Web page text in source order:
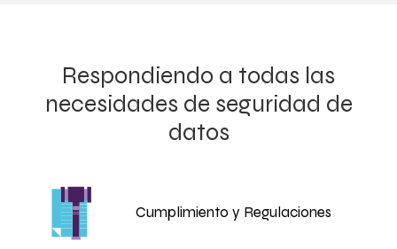
Respondiendo a todas las
necesidades de seguridad de
datos
Cumplimiento y Regulaciones